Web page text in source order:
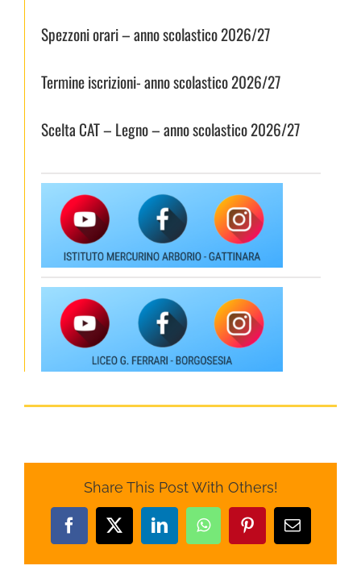
Spezzoni orari – anno scolastico 2026/27
Termine iscrizioni- anno scolastico 2026/27
Scelta CAT – Legno – anno scolastico 2026/27
Share This Post With Others!
Facebook
X LinkedInWhatsAppPinterestEmail